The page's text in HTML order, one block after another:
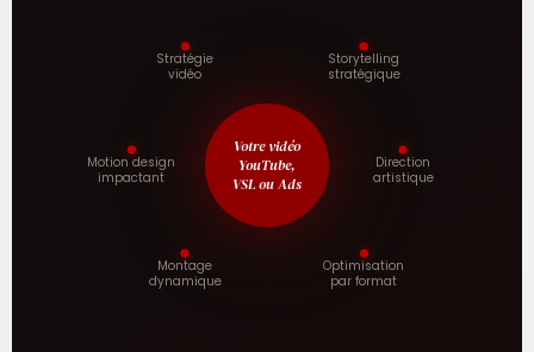
Votre vidéo
YouTube,
VSL ou Ads
Stratégie
vidéo
Storytelling
stratégique
Motion design
impactant
Direction
artistique
Montage
dynamique
Optimisation
par format